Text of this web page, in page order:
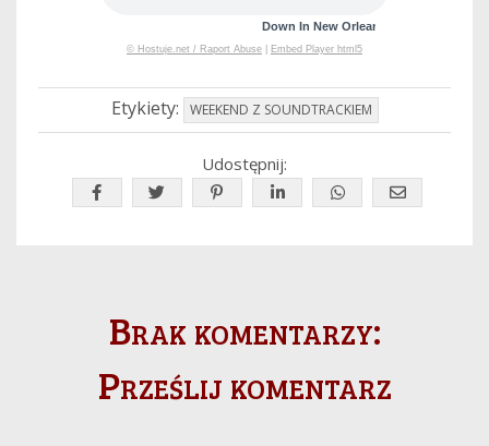
Etykiety: WEEKEND Z SOUNDTRACKIEM
Udostępnij:
Brak komentarzy:
Prześlij komentarz